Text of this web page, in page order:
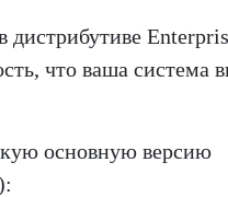
дистрибутиве
что ваша система
основную версию